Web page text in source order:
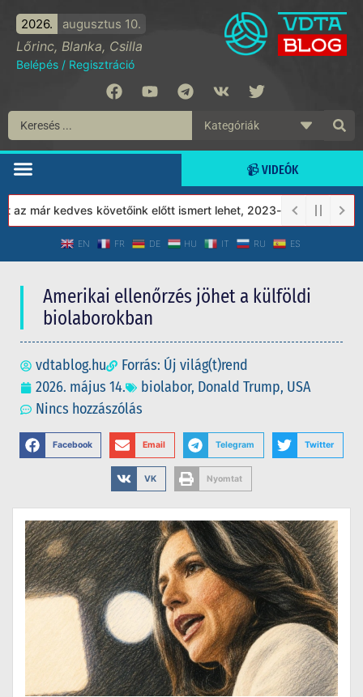
2026. augusztus 10.
Lőrinc, Blanka, Csilla
Belépés / Regisztráció
📹 VIDEÓK
kedves követőink előtt ismert lehet, 2023-tól a Védett
EN FR DE HU IT RU ES
Amerikai ellenőrzés jöhet a külföldi
biolaborokban
vdtablog.hu
Forrás: Új világ(t)rend
2026. május 14.
biolabor, Donald Trump, USA
Nincs hozzászólás
Facebook Email Telegram Twitter
VK Nyomtat